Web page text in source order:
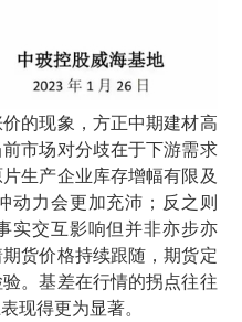
的现象，方正中期建材高
市场对分歧在于下游需求
生产企业库存增幅有限及
动力会更加充沛；反之则
实交互影响但并非亦步亦
货价格持续跟随，期货定
。基差在行情的拐点往往
现得更为显著。